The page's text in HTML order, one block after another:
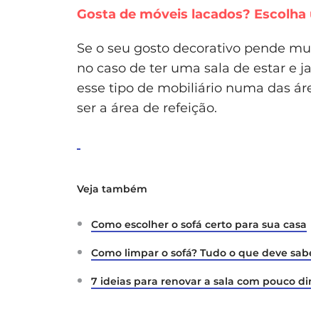
Gosta de móveis lacados?
Se o seu gosto decorativo pende
no caso de ter uma sala de estar e
esse tipo de mobiliário numa das
ser a área de refeição.
Veja também
Como escolher o sofá certo para sua casa
Como limpar o sofá? Tudo o que deve
7 ideias para renovar a sala com pouco